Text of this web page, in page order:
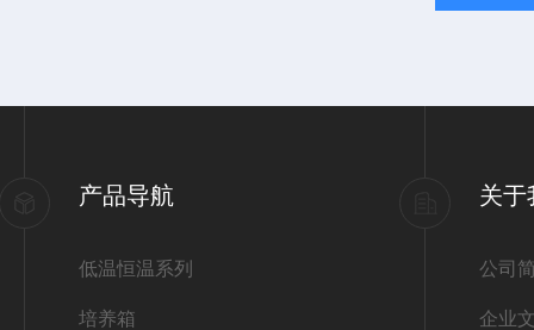
产品导航
低温恒温系列
培养箱
关于
公司
企业